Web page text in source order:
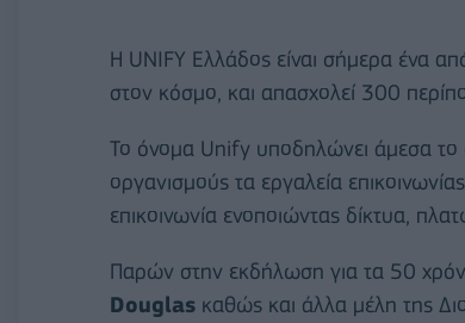
Η UNIFY Ελλάδος είναι σήμερα ένα
στον κόσμο, και απασχολεί 300
Το όνομα Unify υποδηλώνει άμεσα το
οργανισμούς τα εργαλεία
επικοινωνία ενοποιώντας δίκτυα,
Παρών στην εκδήλωση για τα 50
Douglas καθώς και άλλα μέλη της